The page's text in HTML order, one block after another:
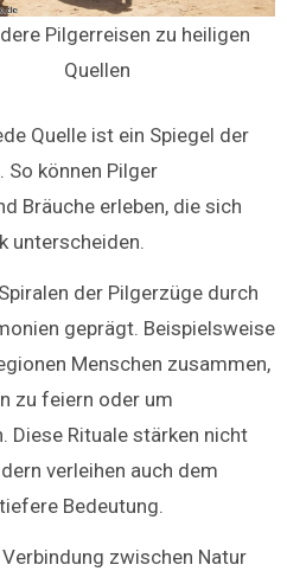
Pilgerreisen zu heiligen
Quellen
Quelle ist ein Spiegel der
So können Pilger
Bräuche erleben, die sich
unterscheiden.
der Pilgerzüge durch
geprägt. Beispielsweise
Menschen zusammen,
zu feiern oder um
Diese Rituale stärken nicht
verleihen auch dem
Bedeutung.
zwischen Natur